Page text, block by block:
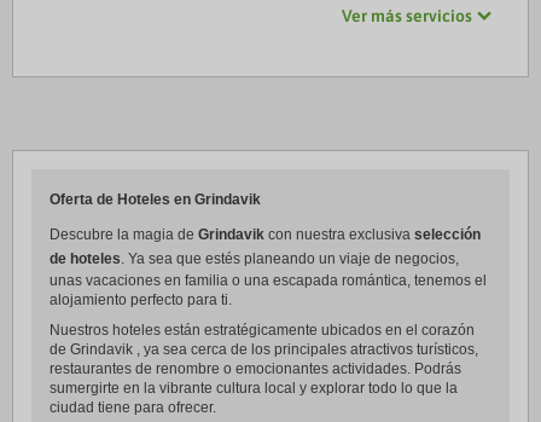
Ver más servicios
Oferta de Hoteles en Grindavik
Descubre la magia de Grindavik con nuestra exclusiva selección
de hoteles. Ya sea que estés planeando un viaje de negocios,
unas vacaciones en familia o una escapada romántica, tenemos el
alojamiento perfecto para ti.
Nuestros hoteles están estratégicamente ubicados en el corazón
de Grindavik , ya sea cerca de los principales atractivos turísticos,
restaurantes de renombre o emocionantes actividades. Podrás
sumergirte en la vibrante cultura local y explorar todo lo que la
ciudad tiene para ofrecer.